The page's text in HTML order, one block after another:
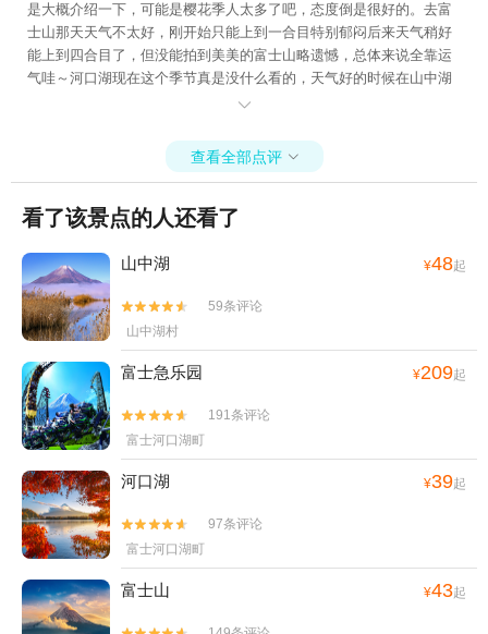
是大概介绍一下，可能是樱花季人太多了吧，态度倒是很好的。去富
士山那天天气不太好，刚开始只能上到一合目特别郁闷后来天气稍好
能上到四合目了，但没能拍到美美的富士山略遗憾，总体来说全靠运
气哇～河口湖现在这个季节真是没什么看的，天气好的时候在山中湖
拍富士山全景应该是最美的～忍野八海还可以吧，没什么特别惊艳，

查看全部点评 
看了该景点的人还看了
山中湖 ¥48起


59条评论
山中湖村
富士急乐园 ¥209起


191条评论
富士河口湖町
河口湖 ¥39起


97条评论
富士河口湖町
富士山 ¥43起